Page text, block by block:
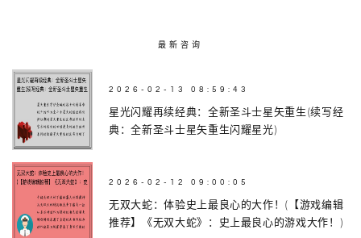
最新咨询
2026-02-13 08:59:43
星光闪耀再续经典：全新圣斗士星矢重生(续写经
典：全新圣斗士星矢重生闪耀星光)
2026-02-12 09:00:05
无双大蛇：体验史上最良心的大作！(【游戏编辑
推荐】《无双大蛇》：史上最良心的游戏大作！)